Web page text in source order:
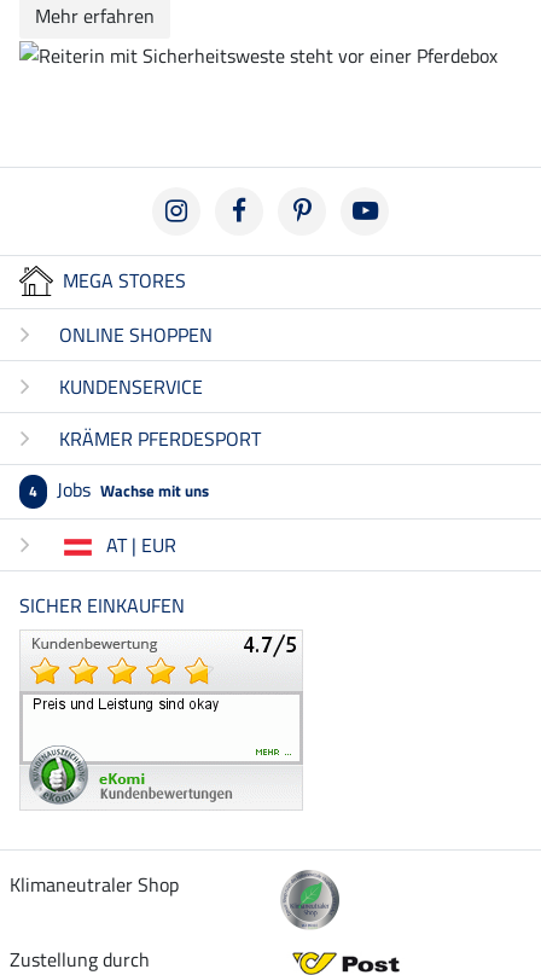
Mehr erfahren
MEGA STORES
ONLINE SHOPPEN
KUNDENSERVICE
KRÄMER PFERDESPORT
4 Jobs Wachse mit uns
AT | EUR
SICHER EINKAUFEN
Klimaneutraler Shop
Zustellung durch